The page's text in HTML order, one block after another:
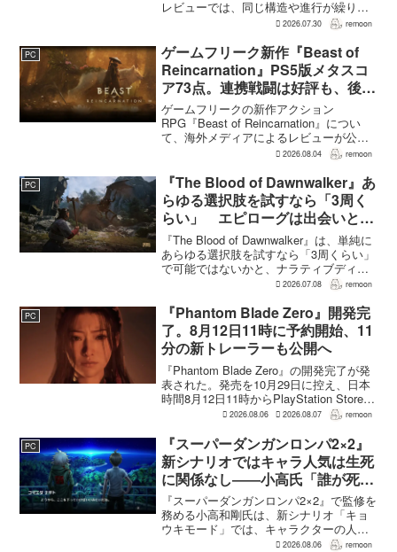
レビューでは、同じ構造や進行が繰り返
されるとの評価が出ている。発売前の7月
は、ゲーム総合プロデューサーの二見鷹
介氏が...
2026.07.30 remoon
PC
ゲームフリーク新作『Beast of
Reincarnation』PS5版メタスコ
ア73点。連携戦闘は好評も、後半
の“ボス再戦続き”には不満
ゲームフリークの新作アクション
RPG『Beast of Reincarnation』につい
て、海外メディアによるレビューが公開
された。PS5版のメタスコアは73。採点
否両論で、不評に分類されたレビュ...
2026.08.04 remoon
PC
『The Blood of Dawnwalker』あ
らゆる選択肢を試すなら「3周く
らい」 エピローグは出会いと選
択で変化
『The Blood of Dawnwalker』は、単純に
あらゆる選択肢を試すなら「3周くらい」
で可能ではないかと、ナラティブディレ
クターのJakub Szamałek氏がファミ
はエンディングへ収束...
2026.07.08 remoon
PC
『Phantom Blade Zero』開発完
了。8月12日11時に予約開始、11
分の新トレーラーも公開へ
『Phantom Blade Zero』の開発完了が発
表された。発売を10月29日に控え、日本
時間8月12日11時からPlayStation Store、
Steam、Epic Games Storeで予約受付が
2026.08.06 2026.08.07 remoon
PC
『スーパーダンガンロンパ2×2』
新シナリオではキャラ人気は生死
に関係なし――小高氏「誰が死ん
でもヘイトメールは送らないで」
『スーパーダンガンロンパ2×2』で監修を
務める小高和剛氏は、新シナリオ「キョ
ウキモード」では、キャラクターの人気
にかかわらず退場させるとRPG Siteのイ
2026.08.06 remoon